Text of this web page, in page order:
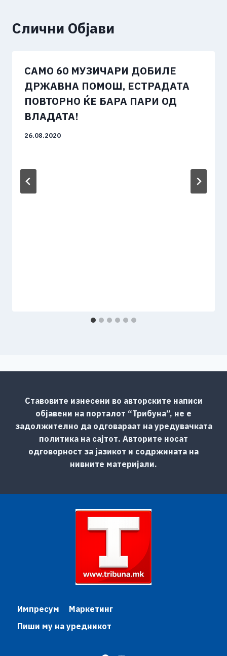
Слични Објави
САМО 60 МУЗИЧАРИ ДОБИЛЕ
ДРЖАВНА ПОМОШ, ЕСТРАДАТА
ПОВТОРНО ЌЕ БАРА ПАРИ ОД
ВЛАДАТА!
26.08.2020
Ставовите изнесени во авторските написи
објавени на порталот “Трибуна”, не е
задолжително да одговараат на уредувачката
политика на сајтот. Авторите носат
одговорност за јазикот и содржината на
нивните материјали.
Импресум
Маркетинг
Пиши му на уредникот